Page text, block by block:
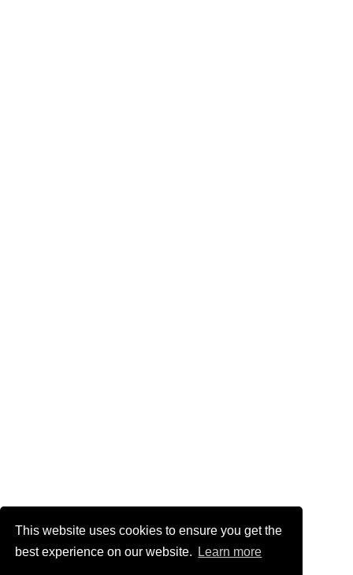
This website uses cookies to ensure you get the
best experience on our website.
Learn more